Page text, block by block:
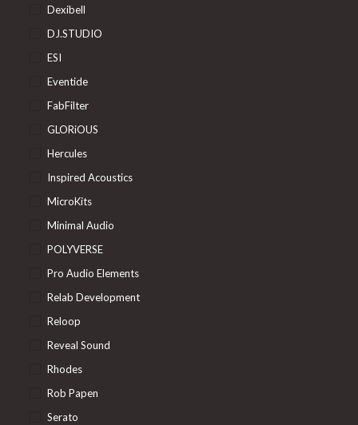
Dexibell
DJ.STUDIO
ESI
Eventide
FabFilter
GLORiOUS
Hercules
Inspired Acoustics
MicroKits
Minimal Audio
POLYVERSE
Pro Audio Elements
Relab Development
Reloop
Reveal Sound
Rhodes
Rob Papen
Serato